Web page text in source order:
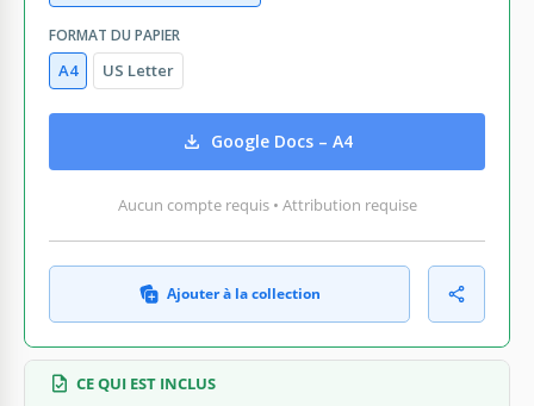
FORMAT DU PAPIER
A4 US Letter
Google Docs – A4
Aucun compte requis • Attribution requise
Ajouter à la collection
CE QUI EST INCLUS